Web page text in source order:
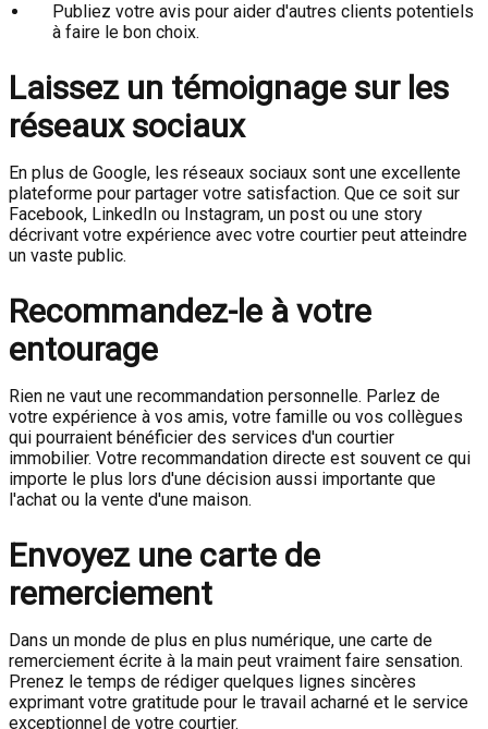
Publiez votre avis pour aider d'autres clients potentiels
à faire le bon choix.
Laissez un témoignage sur les
réseaux sociaux
En plus de Google, les réseaux sociaux sont une excellente
plateforme pour partager votre satisfaction. Que ce soit sur
Facebook, LinkedIn ou Instagram, un post ou une story
décrivant votre expérience avec votre courtier peut atteindre
un vaste public.
Recommandez-le à votre
entourage
Rien ne vaut une recommandation personnelle. Parlez de
votre expérience à vos amis, votre famille ou vos collègues
qui pourraient bénéficier des services d'un courtier
immobilier. Votre recommandation directe est souvent ce qui
importe le plus lors d'une décision aussi importante que
l'achat ou la vente d'une maison.
Envoyez une carte de
remerciement
Dans un monde de plus en plus numérique, une carte de
remerciement écrite à la main peut vraiment faire sensation.
Prenez le temps de rédiger quelques lignes sincères
exprimant votre gratitude pour le travail acharné et le service
exceptionnel de votre courtier.